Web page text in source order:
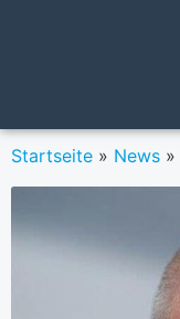
Startseite » News »